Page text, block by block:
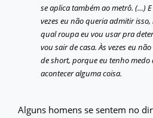
se aplica também ao metrô. (…)
vezes eu não queria admitir isso,
qual roupa eu vou usar pra
vou sair de casa. Às vezes eu
de short, porque eu tenho medo
acontecer alguma coisa.
Alguns homens se sentem no